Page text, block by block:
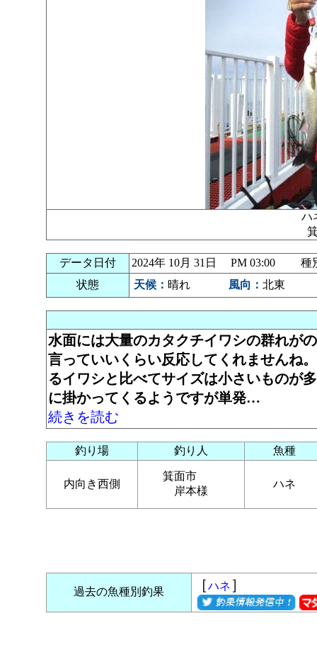
ハ
データ日付
2024年 10月 31日 PM 03:00 種
状態
天候： 晴れ 風向： 北東
水面には大量のカタクチイワシの群れが
言っていいくらい反応してくれませんね
るイワシと比べてサイズは小さいものが
に掛かってくるようですが単発…
続きを読む
釣り場 釣り人 魚種
内向き西側
箕面市
岸本様
ハネ
過去の魚種別釣果 ［ハネ ］